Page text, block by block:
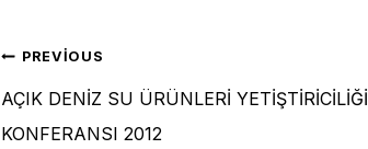
Yazı
PREVIOUS
AÇIK DENİZ SU ÜRÜNLERİ YETİŞTİRİCİLİĞİ
KONFERANSI 2012